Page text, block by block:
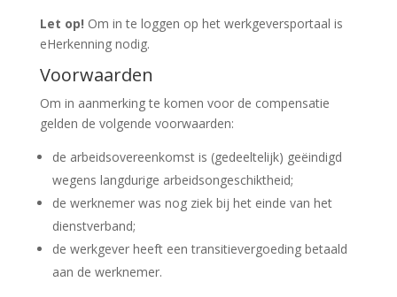
Let op! Om in te loggen op het werkgeversportaal is
eHerkenning nodig.
Voorwaarden
Om in aanmerking te komen voor de compensatie
gelden de volgende voorwaarden:
de arbeidsovereenkomst is (gedeeltelijk) geëindigd
wegens langdurige arbeidsongeschiktheid;
de werknemer was nog ziek bij het einde van het
dienstverband;
de werkgever heeft een transitievergoeding betaald
aan de werknemer.